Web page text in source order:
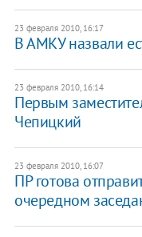
23 февраля 2010, 16:17
В АМКУ назвали
23 февраля 2010, 16:14
Первым
Чепицкий
23 февраля 2010, 16:07
ПР готова
очередном